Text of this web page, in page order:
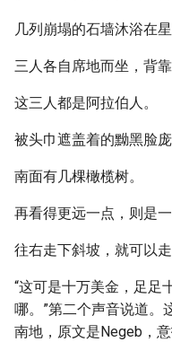
几列崩塌的石墙沐浴在星
三人各自席地而坐，背
这三人都是阿拉伯人。
被头巾遮盖着的黝黑脸
南面有几棵橄榄树。
再看得更远一点，则是一
往右走下斜坡，就可以
“这可是十万美金，足足
哪。”第二个声音说道。
南地，原文是Negeb，